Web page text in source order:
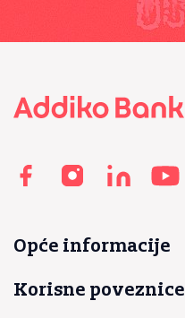
Footer
Opće informacije
Korisne poveznice